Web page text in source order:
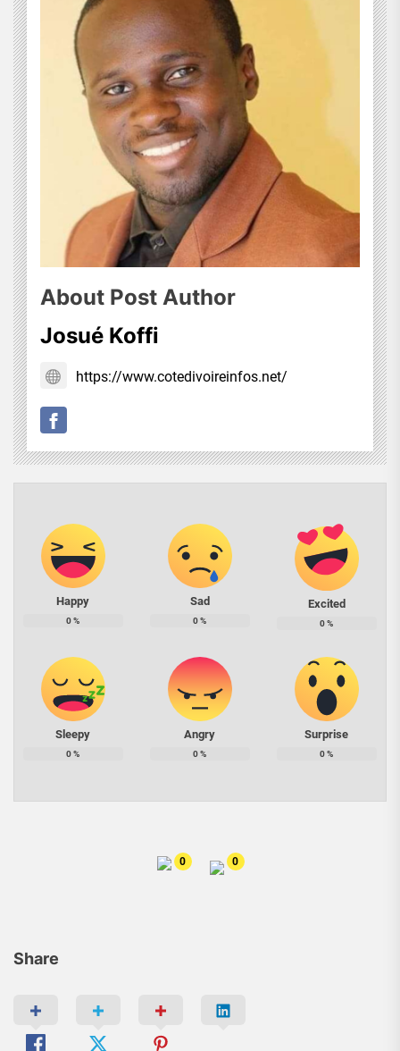
Share
About Post Author
Josué Koffi
https://www.cotedivoireinfos.net/
Happy
0%
Sad
0%
Excited
0%
Sleepy
0%
Angry
0%
Surprise
0%
0 0